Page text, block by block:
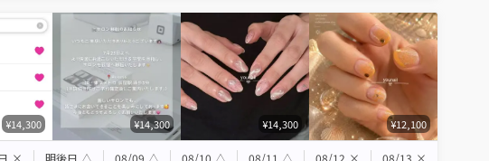
¥14,300 ¥14,300 ¥14,300 ¥12,100